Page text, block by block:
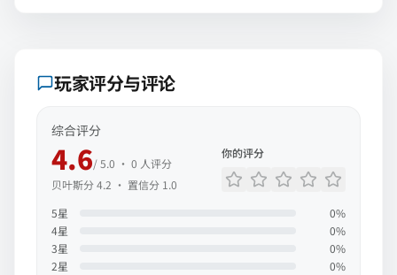
玩家评分与评论
综合评分
4.6/ 5.0 · 0 人评分
贝叶斯分4.2 · 置信分 1.0
你的评分
5星 0%
4星 0%
3星 0%
2星 0%